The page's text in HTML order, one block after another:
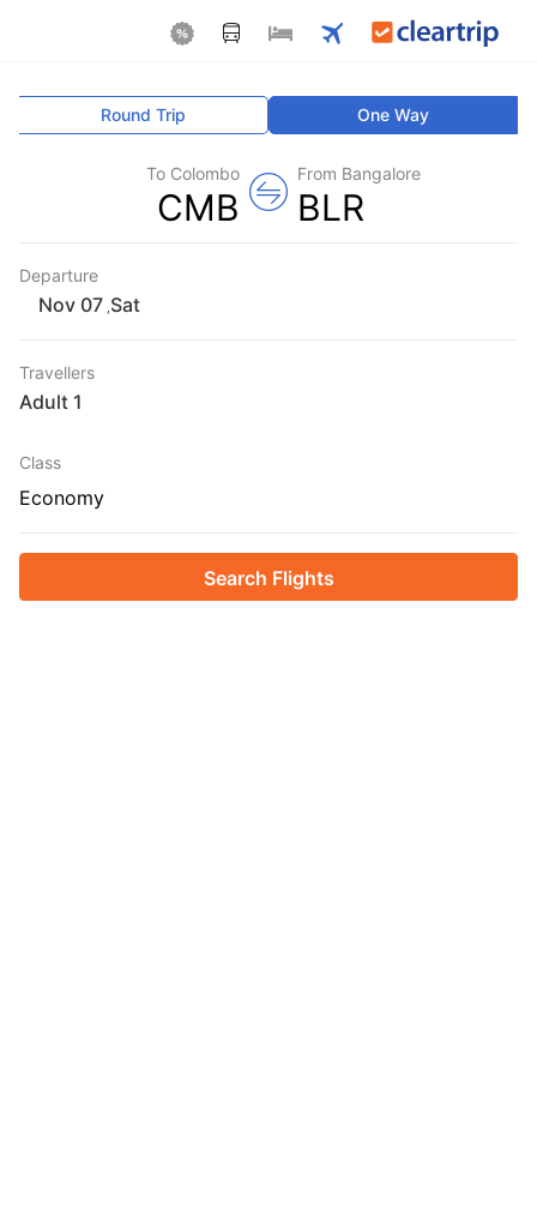
One Way
Round Trip
From Bangalore
BLR
To Colombo
CMB
Departure
Sat
Travellers
1 Adult
Class
Economy